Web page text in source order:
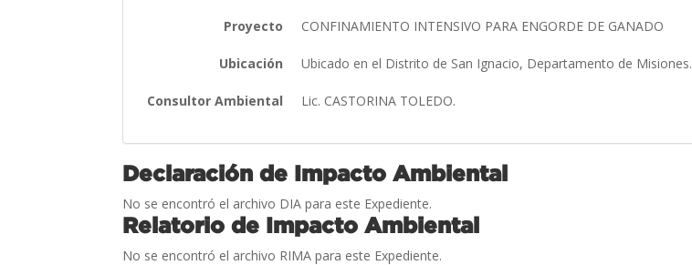
Proyecto CONFINAMIENTO INTENSIVO PARA ENGORDE DE GANADO
Ubicación Ubicado en el Distrito de San Ignacio, Departamento de Misiones.
Consultor Ambiental Lic. CASTORINA TOLEDO.
Declaración de Impacto Ambiental
No se encontró el archivo DIA para este Expediente.
Relatorio de Impacto Ambiental
No se encontró el archivo RIMA para este Expediente.